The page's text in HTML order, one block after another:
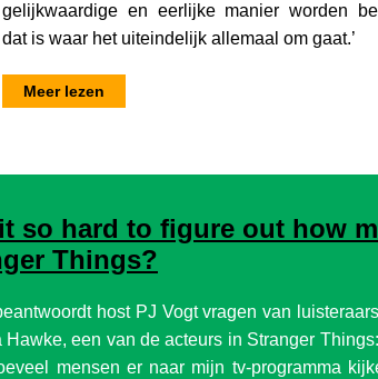
gelijkwaardige en eerlijke manier worden
dat is waar het uiteindelijk allemaal om gaat.’
Meer lezen
so hard to figure out how
Things?
host PJ Vogt vragen van
een van de acteurs in Stranger
mensen er naar mijn tv-programma